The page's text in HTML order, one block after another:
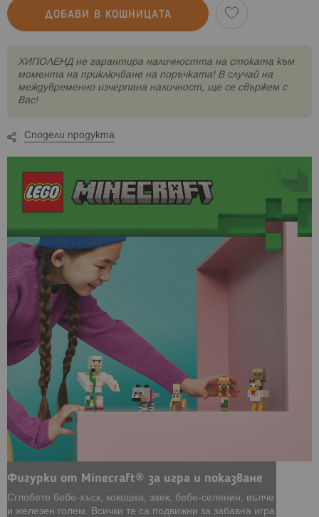
ДОБАВИ В КОШНИЦАТА
XИПОЛЕНД не гарантира наличността на стоката към
момента на приключване на поръчката! В случай на
междувременно изчерпана наличност, ще се свържем с
Вас!
Сподели продукта
Фигурки от Minecraft® за игра и показване
Сглобете бебе-хъск, кокошка, заек, бебе-селянин, вълче
и железен голем. Всички те са подвижни за забавна игра